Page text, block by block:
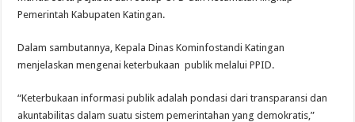
Pemerintah Kabupaten Katingan.
Dalam sambutannya, Kepala Dinas Kominfostandi Katingan
menjelaskan mengenai keterbukaan publik melalui PPID.
“Keterbukaan informasi publik adalah pondasi dari transparansi dan
akuntabilitas dalam suatu sistem pemerintahan yang demokratis,”